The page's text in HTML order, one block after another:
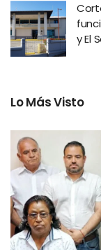
y El
Lo Más Visto